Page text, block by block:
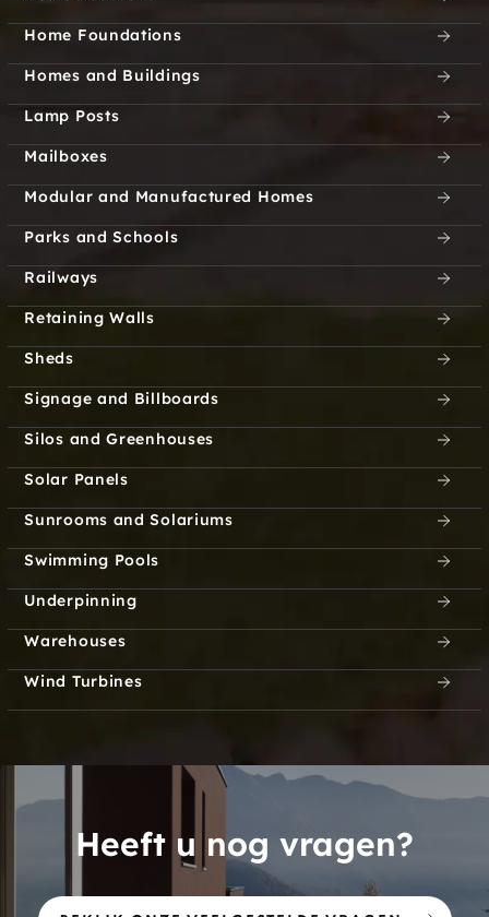
Home Foundations
Homes and Buildings
Lamp Posts
Mailboxes
Modular and Manufactured Homes
Parks and Schools
Railways
Retaining Walls
Sheds
Signage and Billboards
Silos and Greenhouses
Solar Panels
Sunrooms and Solariums
Swimming Pools
Underpinning
Warehouses
Wind Turbines
Heeft u nog vragen?